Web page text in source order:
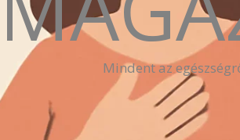
Mindent az